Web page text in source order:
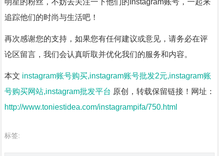
明星的粉丝，不妨去关注一下他们的Instagram账号，一起来
追踪他们的时尚与生活吧！
再次感谢您的支持，如果您有任何建议或意见，请务必在评
论区留言，我们会认真听取并优化我们的服务和内容。
本文 instagram账号购买,instagram账号批发2元,instagram账
号购买网站,instagram批发平台 原创，转载保留链接！网址：
http://www.toniestidea.com/instagrampifa/750.html
标签: